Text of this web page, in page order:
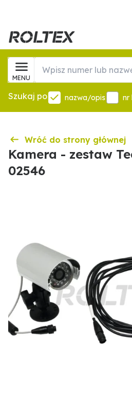
MENU
Szukaj po nazwa/opis nr
Wróć do strony głównej
Kamera - zestaw
02546